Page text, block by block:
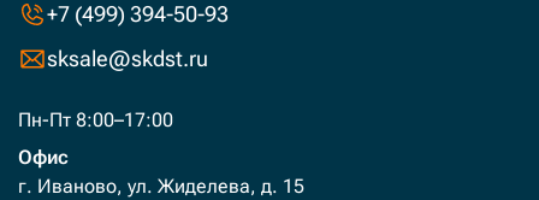
+7 (499) 394-50-93
sksale@skdst.ru
Пн-Пт 8:00–17:00
Офис
г. Иваново, ул. Жиделева, д. 15